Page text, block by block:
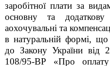
заробітної плати за
основну та
аохочувальні та
в натуральній формі, що
до ЗаконуУкраїни від
108/95-ВР «Про